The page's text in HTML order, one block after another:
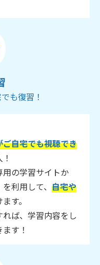
も復習！
ご自宅でも視聴でき
の学習サイトか
利用して、 自宅や
す。
れば、学習内容をし
す！